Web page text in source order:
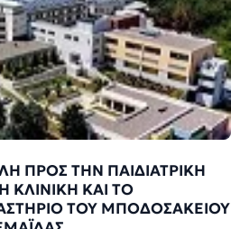
ΠΡΟΣ ΤΗΝ ΠΑΙΔΙΑΤΡΙΚΗ
ΚΛΙΝΙΚΗ ΚΑΙ ΤΟ
ΤΟΥ ΜΠΟΔΟΣΑΚΕΙΟΥ